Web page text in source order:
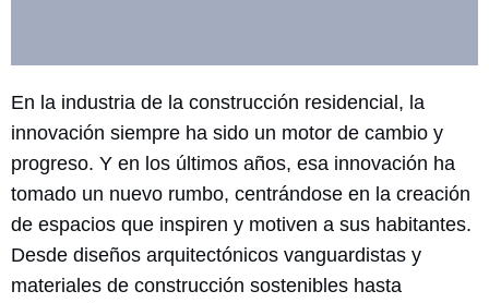
En la industria de la construcción residencial, la
innovación siempre ha sido un motor de cambio y
progreso. Y en los últimos años, esa innovación ha
tomado un nuevo rumbo, centrándose en la creación
de espacios que inspiren y motiven a sus habitantes.
Desde diseños arquitectónicos vanguardistas y
materiales de construcción sostenibles hasta